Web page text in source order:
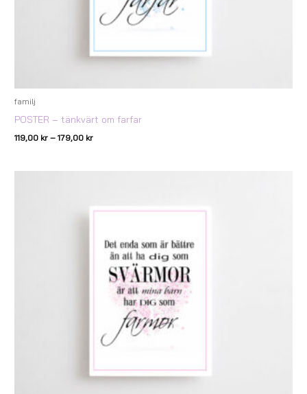
familj
POSTER – tänkvärt om farfar
119,00 kr – 179,00 kr
179,00 kr